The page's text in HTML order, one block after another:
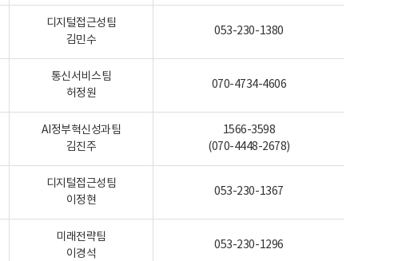
디지털접근성팀
김민수
053-230-1380
통신서비스팀
허정원
070-4734-4606
AI정부혁신성과팀
김진주
1566-3598
(070-4448-2678)
디지털접근성팀
이정현
053-230-1367
미래전략팀
이경석
053-230-1296